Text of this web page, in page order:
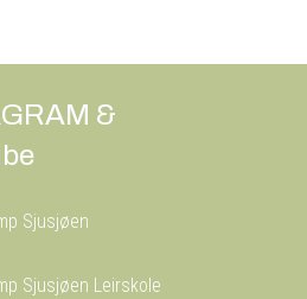
&
Sjusjøen
Sjusjøen Leirskole